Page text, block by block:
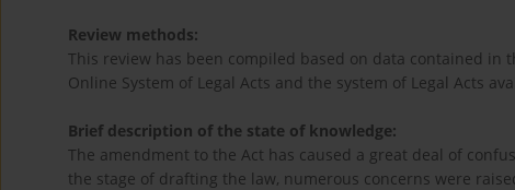
Review methods:
This review has been compiled based on data contained in
Online System of Legal Acts and the system of Legal Acts
Brief description of the state of knowledge:
The amendment to the Act has caused a great deal of
the stage of drafting the law, numerous concerns were